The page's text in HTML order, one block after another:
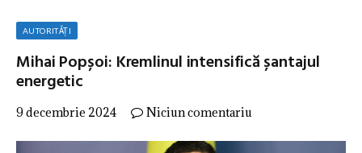
AUTORITĂȚI
Mihai Popșoi: Kremlinul intensifică șantajul
energetic
9 decembrie 2024 Niciun comentariu